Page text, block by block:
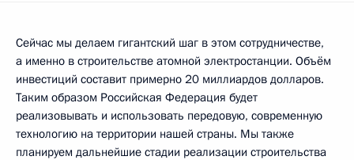
Сейчас мы делаем гигантский шаг в этом сотрудничестве,
а именно в строительстве атомной электростанции. Объём
инвестиций составит примерно 20 миллиардов долларов.
Таким образом Российская Федерация будет
реализовывать и использовать передовую, современную
технологию на территории нашей страны. Мы также
планируем дальнейшие стадии реализации строительства